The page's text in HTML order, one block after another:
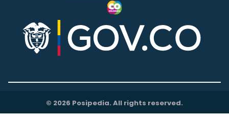
© 2026 Posipedia. All rights reserved.